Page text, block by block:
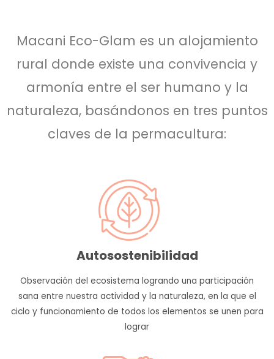
Macani Eco-Glam es un alojamiento
rural donde existe una convivencia y
armonía entre el ser humano y la
naturaleza, basándonos en tres puntos
claves de la permacultura:
Autosostenibilidad
Observación del ecosistema logrando una participación
sana entre nuestra actividad y la naturaleza, en la que el
ciclo y funcionamiento de todos los elementos se unen para
lograr